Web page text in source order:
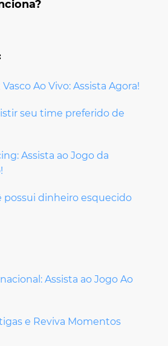
Ao Vivo: Assista Agora!
seu time preferido de
Assista ao Jogo da
possui dinheiro esquecido
Assista ao Jogo Ao
e Reviva Momentos